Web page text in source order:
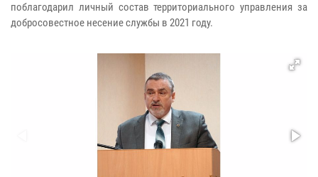
поблагодарил личный состав территориального управления за
добросовестное несение службы в 2021 году.